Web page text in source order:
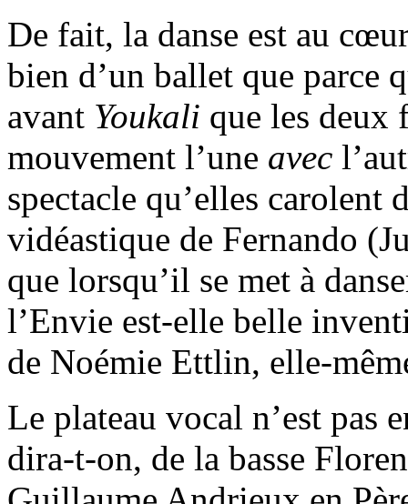
De fait, la danse est au
bien d’un ballet que parce
avant Youkali que les deux
mouvement l’une avec
spectacle qu’elles carolent
vidéastique de Fernando
que lorsqu’il se met à
l’Envie est-elle belle
de Noémie Ettlin, elle-
Le plateau vocal n’est pas
dira-t-on, de la basse